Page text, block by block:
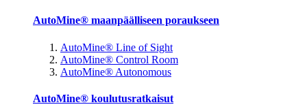
AutoMine® maanpäälliseen poraukseen
AutoMine® Line of Sight
AutoMine® Control Room
AutoMine® Autonomous
AutoMine® koulutusratkaisut